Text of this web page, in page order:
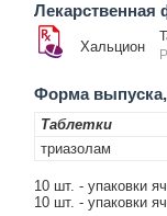
Лекарственная
Хальцион
Форма выпуска,
Таблетки
триазолам
10 шт. - упаковки
10 шт. - упаковки